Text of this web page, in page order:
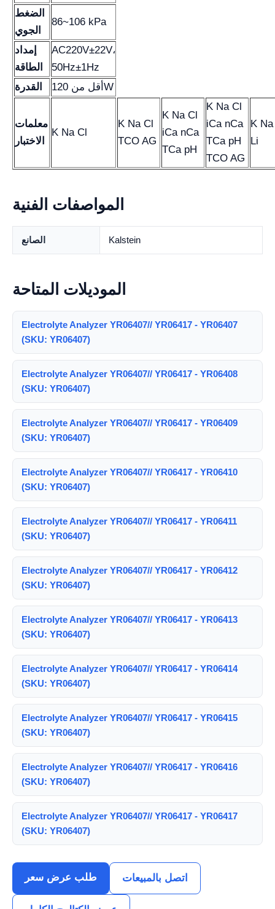
الضغط
الجوي
86~106 kPa
إمداد
الطاقة
AC220V±22V،
50Hz±1Hz
القدرة
أقل من 120W
معلمات
الاختبار
K Na Cl
K Na Cl
TCO AG
K Na Cl
iCa nCa
TCa pH
K Na Cl
iCa nCa
TCa pH
TCO AG
K
Li
المواصفات الفنية
الصانع Kalstein
الموديلات المتاحة
Electrolyte Analyzer YR06407// YR06417 - YR06407
(SKU: YR06407)
Electrolyte Analyzer YR06407// YR06417 - YR06408
(SKU: YR06407)
Electrolyte Analyzer YR06407// YR06417 - YR06409
(SKU: YR06407)
Electrolyte Analyzer YR06407// YR06417 - YR06410
(SKU: YR06407)
Electrolyte Analyzer YR06407// YR06417 - YR06411
(SKU: YR06407)
Electrolyte Analyzer YR06407// YR06417 - YR06412
(SKU: YR06407)
Electrolyte Analyzer YR06407// YR06417 - YR06413
(SKU: YR06407)
Electrolyte Analyzer YR06407// YR06417 - YR06414
(SKU: YR06407)
Electrolyte Analyzer YR06407// YR06417 - YR06415
(SKU: YR06407)
Electrolyte Analyzer YR06407// YR06417 - YR06416
(SKU: YR06407)
Electrolyte Analyzer YR06407// YR06417 - YR06417
(SKU: YR06407)
طلب عرض سعر اتصل بالمبيعات